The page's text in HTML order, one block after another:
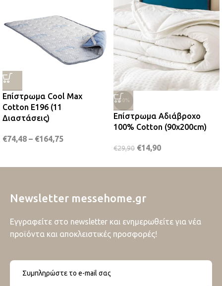
Επίστρωμα Cool Max
Cotton E196 (11
Διαστάσεις)
€74,48 – €164,75
-50%
Επίστρωμα Αδιάβροχο
100% Cotton (90x200cm)
€29,90 €14,90
Newsletter messehome.gr
Εγγραφείτε στο newsletter και ενημερωθείτε για νέα
προϊόντα και αποκλειστικές προσφορές!